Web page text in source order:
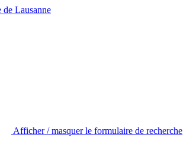
Afficher / masquer le formulaire de recherche